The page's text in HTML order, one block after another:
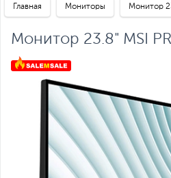
Главная Мониторы Монитор
Монитор 23.8" MSI